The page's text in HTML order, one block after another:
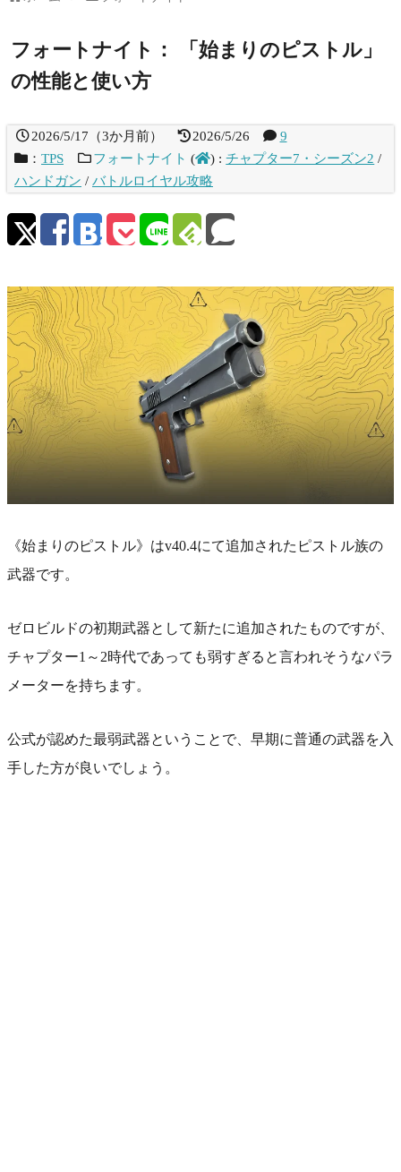
フォートナイト： 「始まりのピストル」
の性能と使い方
2026/5/17 （3か月前） 2026/5/26
9
： TPS フォートナイト ( ) :チャプター7・シーズン2 /
ハンドガン / バトルロイヤル攻略
《始まりのピストル》はv40.4にて追加されたピストル族の
武器です。
ゼロビルドの初期武器として新たに追加されたものですが、
チャプター1～2時代であっても弱すぎると言われそうなパラ
メーターを持ちます。
公式が認めた最弱武器ということで、早期に普通の武器を入
手した方が良いでしょう。